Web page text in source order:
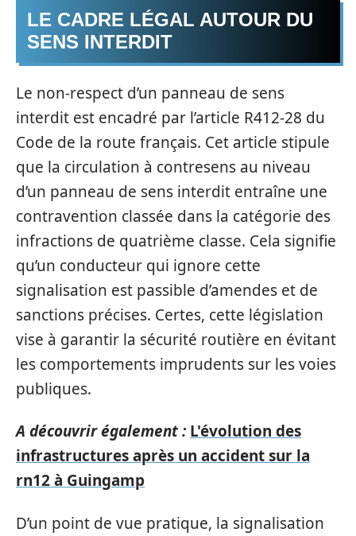
LE CADRE LÉGAL AUTOUR DU
SENS INTERDIT
Le non-respect d’un panneau de sens
interdit est encadré par l’article R412-28 du
Code de la route français. Cet article stipule
que la circulation à contresens au niveau
d’un panneau de sens interdit entraîne une
contravention classée dans la catégorie des
infractions de quatrième classe. Cela signifie
qu’un conducteur qui ignore cette
signalisation est passible d’amendes et de
sanctions précises. Certes, cette législation
vise à garantir la sécurité routière en évitant
les comportements imprudents sur les voies
publiques.
A découvrir également : L'évolution des
infrastructures après un accident sur la
rn12 à Guingamp
D’un point de vue pratique, la signalisation